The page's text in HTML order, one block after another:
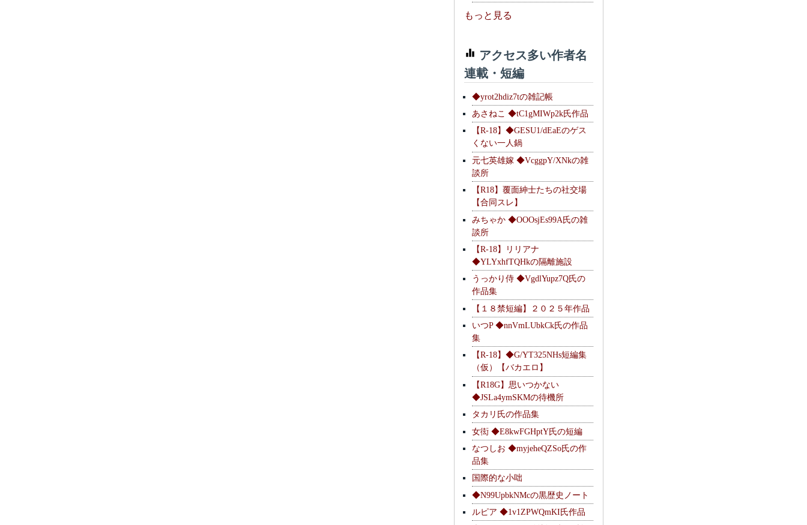
もっと見る
アクセス多い作者名
連載・短編
◆yrot2hdiz7tの雑記帳
あさねこ ◆tC1gMIWp2k氏作品
【R-18】◆GESU1/dEaEのゲス
くない一人鍋
元七英雄嫁 ◆VcggpY/XNkの雑
談所
【R18】覆面紳士たちの社交場
【合同スレ】
みちゃか ◆OOOsjEs99A氏の雑
談所
【R-18】リリアナ
◆YLYxhfTQHkの隔離施設
うっかり侍 ◆VgdlYupz7Q氏の
作品集
【１８禁短編】２０２５年作品
いつP ◆nnVmLUbkCk氏の作品
集
【R-18】◆G/YT325NHs短編集
（仮）【バカエロ】
【R18G】思いつかない
◆JSLa4ymSKMの待機所
タカリ氏の作品集
女衒 ◆E8kwFGHptY氏の短編
なつしお ◆myjeheQZSo氏の作
品集
国際的な小咄
◆N99UpbkNMcの黒歴史ノート
ルピア ◆1v1ZPWQmKI氏作品